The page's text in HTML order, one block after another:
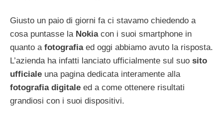
Giusto un paio di giorni fa ci stavamo chiedendo a
cosa puntasse la Nokiacon i suoi smartphone in
quanto a fotografiaed oggi abbiamo avuto la risposta.
L’azienda ha infatti lanciato ufficialmente sul suo sito
ufficiale una pagina dedicata interamente alla
fotografia digitale ed a come ottenere risultati
grandiosi con i suoi dispositivi.